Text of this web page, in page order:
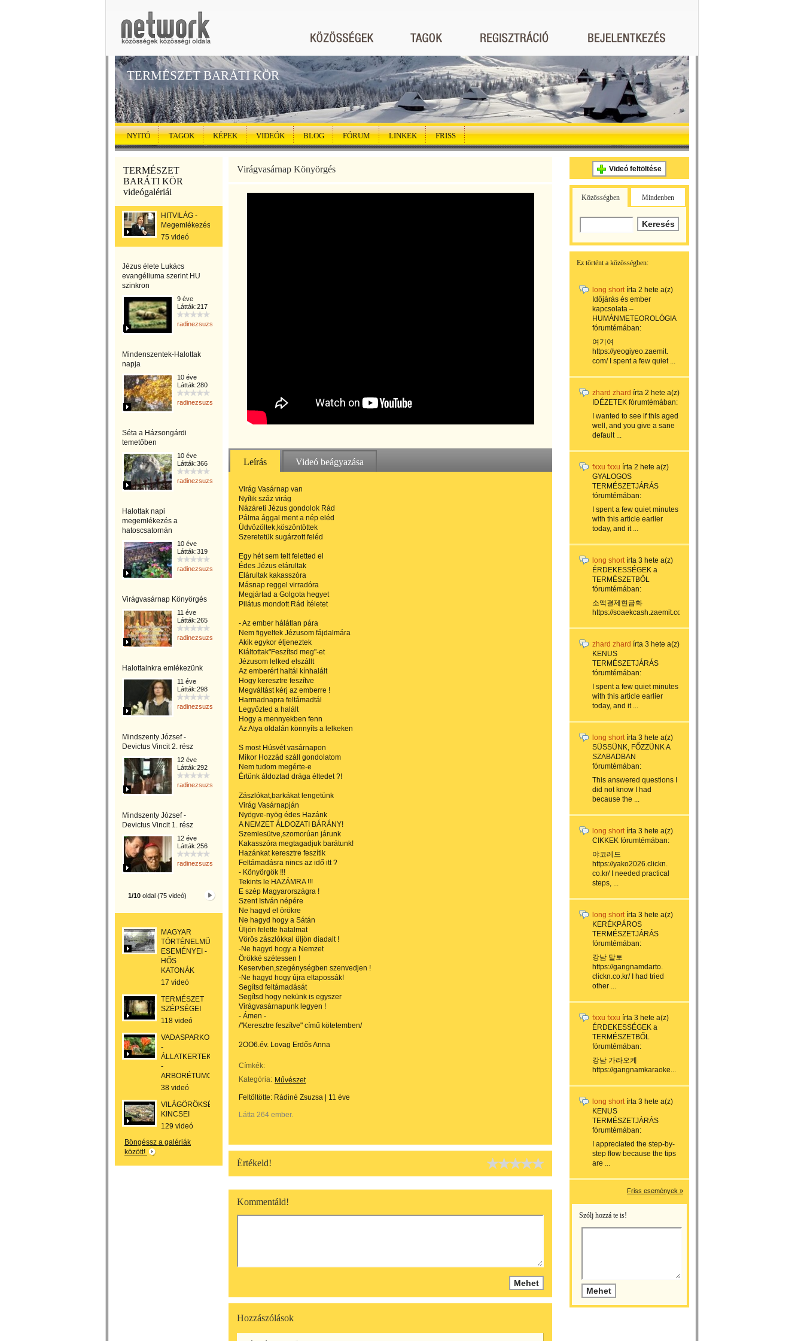
TERMÉSZET BARÁTI KÖR
NYITÓ TAGOK KÉPEK VIDEÓK BLOG FÓRUM LINKEK FRISS
TERMÉSZET
BARÁTI KÖR
videógalériái
HITVILÁG -
Megemlékezés
75 videó
Jézus élete Lukács
evangéliuma szerint HU
szinkron
9 éve
Látták:217
radinezsuzsa
Mindenszentek-Halottak
napja
10 éve
Látták:280
radinezsuzsa
Séta a Házsongárdi
temetőben
10 éve
Látták:366
radinezsuzsa
Halottak napi
megemlékezés a
hatoscsatornán
10 éve
Látták:319
radinezsuzsa
Virágvasárnap Könyörgés
11 éve
Látták:265
radinezsuzsa
Halottainkra emlékezünk
11 éve
Látták:298
radinezsuzsa
Mindszenty József -
Devictus Vincit 2. rész
12 éve
Látták:292
radinezsuzsa
Mindszenty József -
Devictus Vincit 1. rész
12 éve
Látták:256
radinezsuzsa
1/10 oldal (75 videó)
MAGYAR
TÖRTÉNELMÜNK
ESEMÉNYEI -
HŐS
KATONÁK
17 videó
TERMÉSZET
SZÉPSÉGEI
118 videó
VADASPARKOK
-
ÁLLATKERTEK
-
ARBORÉTUMOK
38 videó
VILÁGÖRÖKSÉG
KINCSEI
129 videó
Böngéssz a galériák
között!
Virágvasárnap Könyörgés
Leírás Videó beágyazása
Virág Vasárnap van
Nyílik száz virág
Názáreti Jézus gondolok Rád
Pálma ággal ment a nép eléd
Üdvözöltek,köszöntöttek
Szeretetük sugárzott feléd
Egy hét sem telt feletted el
Édes Jézus elárultak
Elárultak kakasszóra
Másnap reggel virradóra
Megjártad a Golgota hegyet
Pilátus mondott Rád ítéletet
- Az ember hálátlan pára
Nem figyeltek Jézusom fájdalmára
Akik egykor éljeneztek
Kiáltottak"Feszítsd meg"-et
Jézusom lelked elszállt
Az emberért haltál kínhalált
Hogy keresztre feszítve
Megváltást kérj az emberre !
Harmadnapra feltámadtál
Legyőzted a halált
Hogy a mennyekben fenn
Az Atya oldalán könnyíts a lelkeken
S most Húsvét vasárnapon
Mikor Hozzád száll gondolatom
Nem tudom megérte-e
Értünk áldoztad drága éltedet ?!
Zászlókat,barkákat lengetünk
Virág Vasárnapján
Nyögve-nyög édes Hazánk
A NEMZET ÁLDOZATI BÁRÁNY!
Szemlesütve,szomorúan járunk
Kakasszóra megtagadjuk barátunk!
Hazánkat keresztre feszítik
Feltámadásra nincs az idő itt ?
- Könyörgök !!!
Tekints le HAZÁMRA !!!
E szép Magyarországra !
Szent István népére
Ne hagyd el örökre
Ne hagyd hogy a Sátán
Üljön felette hatalmat
Vörös zászlókkal üljön diadalt !
-Ne hagyd hogy a Nemzet
Örökké szétessen !
Keservben,szegénységben szenvedjen !
-Ne hagyd hogy újra eltapossák!
Segítsd feltámadását
Segítsd hogy nekünk is egyszer
Virágvasárnapunk legyen !
- Ámen -
/"Keresztre feszítve" című kötetemben/
2OO6.év. Lovag Erdős Anna
Címkék:
Kategória: Művészet
Feltöltötte: Rádiné Zsuzsa 11 éve
Látta 264 ember.
Értékeld!
Kommentáld!
Hozzászólások
Videó feltöltése
Közösségben Mindenben
Ez történt a közösségben:
long shortírta 2 hete a(z)
Időjárás és ember
kapcsolata –
HUMÁNMETEOROLÓGIA
fórumtémában:
여기여
https://yeogiyeo.zaemit.
com/ I spent a few quiet ...
zhard zhard írta 2 hete a(z)
IDÉZETEK fórumtémában:
I wanted to see if this aged
well, and you give a sane
default ...
fxxu fxxu írta 2 hete a(z)
GYALOGOS
TERMÉSZETJÁRÁS
fórumtémában:
I spent a few quiet minutes
with this article earlier
today, and it ...
long shortírta 3 hete a(z)
ÉRDEKESSÉGEK a
TERMÉSZETBŐL
fórumtémában:
소액결제현금화
https://soaekcash.zaemit.com/...
zhard zhard írta 3 hete a(z)
KENUS
TERMÉSZETJÁRÁS
fórumtémában:
I spent a few quiet minutes
with this article earlier
today, and it ...
long shortírta 3 hete a(z)
SÜSSÜNK, FŐZZÜNK A
SZABADBAN
fórumtémában:
This answered questions I
did not know I had
because the ...
long shortírta 3 hete a(z)
CIKKEK fórumtémában:
야코레드
https://yako2026.clickn.
co.kr/ I needed practical
steps, ...
long shortírta 3 hete a(z)
KERÉKPÁROS
TERMÉSZETJÁRÁS
fórumtémában:
강남 달토
https://gangnamdarto.
clickn.co.kr/ I had tried
other ...
fxxu fxxu írta 3 hete a(z)
ÉRDEKESSÉGEK a
TERMÉSZETBŐL
fórumtémában:
강남 가라오케
https://gangnamkaraoke...
long shortírta 3 hete a(z)
KENUS
TERMÉSZETJÁRÁS
fórumtémában:
I appreciated the step-by-
step flow because the tips
are ...
Friss események »
Szólj hozzá te is!